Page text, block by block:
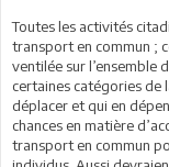
Toutes les activités
transport en commun ;
ventilée sur l’ensemble
certaines catégories
déplacer et qui en
chances en matière
transport en commun